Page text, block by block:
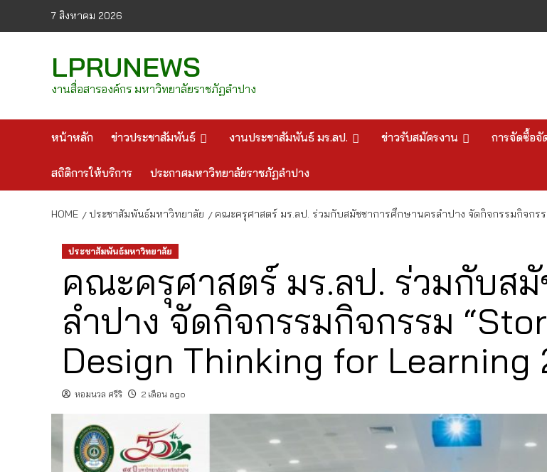
7 สิงหาคม 2026
LPRUNEWS
งานสื่อสารองค์กร มหาวิทยาลัยราชภัฏลำปาง
หน้าหลัก ข่าวประชาสัมพันธ์ งานประชาสัมพันธ์ มร.ลป. ข่าวรับสมัครงาน การจัดซื้อจั
สถิติการให้บริการ ประกาศมหาวิทยาลัยราชภัฏลำปาง
HOME ประชาสัมพันธ์มหาวิทยาลัย คณะครุศาสตร์ มร.ลป. ร่วมกับสมัชชาการศึกษานครลำปาง จัดกิจกรรมกิจกรรม
ประชาสัมพันธ์มหาวิทยาลัย
คณะครุศาสตร์ มร.ลป. ร่วมกับส
ลำปาง จัดกิจกรรมกิจกรรม
Design Thinking for Learning
หอมนวล ศรีริ 2 เดือน ago